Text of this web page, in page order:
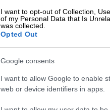
I want to opt-out of Collection,
of my Personal Data that Is
was collected.
Opted Out
Google consents
I want to allow Google to enable
web or device identifiers in apps.
Συνταγές
μπλε τυρί